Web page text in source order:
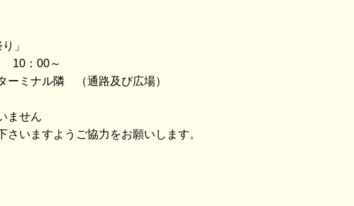
」
10：00～
ーミナル隣 （通路及び広場）
ません
さいますようご協力をお願いします。